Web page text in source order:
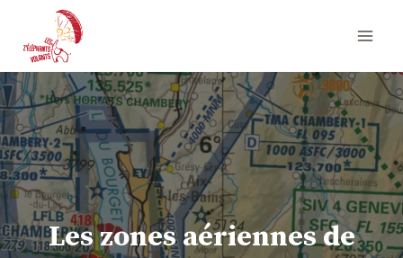
contenu
Les zones aériennes de